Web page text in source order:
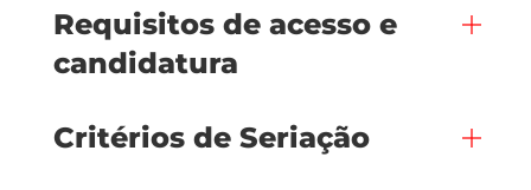
Requisitos de acesso e
candidatura
Critérios de Seriação